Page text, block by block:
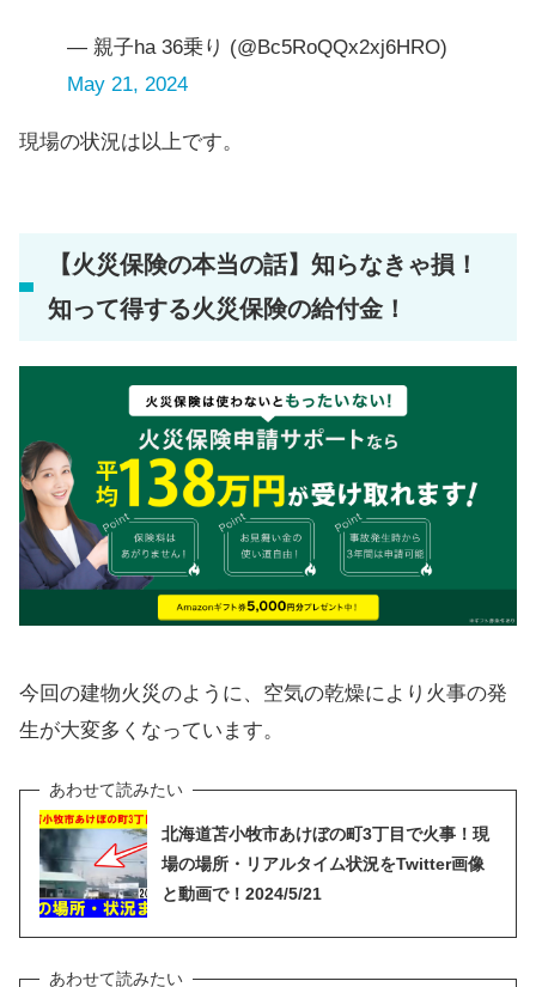
— 親子ha 36乗り (@Bc5RoQQx2xj6HRO)
May 21, 2024
現場の状況は以上です。
【火災保険の本当の話】知らなきゃ損！
知って得する火災保険の給付金！
今回の建物火災のように、空気の乾燥により火事の発
生が大変多くなっています。
北海道苫小牧市あけぼの町3丁目で火事！現
場の場所・リアルタイム状況をTwitter画像
と動画で！2024/5/21